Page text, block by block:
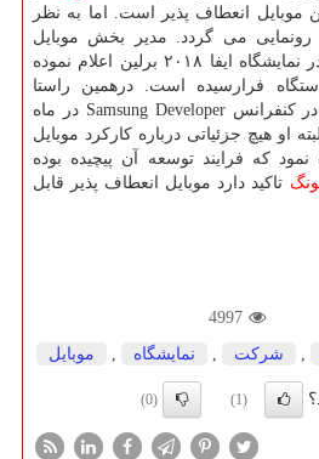
انعطاف پذیر است. اما به نظر
رونمایی می گردد. مدیر بخش موبایل
در مصاحبه ای در نمایشگاه ایفا ۲۰۱۸ برلین اعلام نموده
فرارسیده است. درهمین راستا
موبایل انعطاف پذیر احیانا در كنفرانس Samsung Developer در ماه
او هیچ جزئیاتی درباره كاركرد موبایل
كه فرایند توسعه آن پیچیده بوده
تاكید دارد موبایل انعطاف پذیر قابل
4997
, شركت , نمایشگاه , موبایل
(1)
(0)